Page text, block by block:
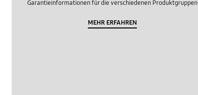
Garantieinformationen für die verschiedenen Produktgruppen
MEHR ERFAHREN